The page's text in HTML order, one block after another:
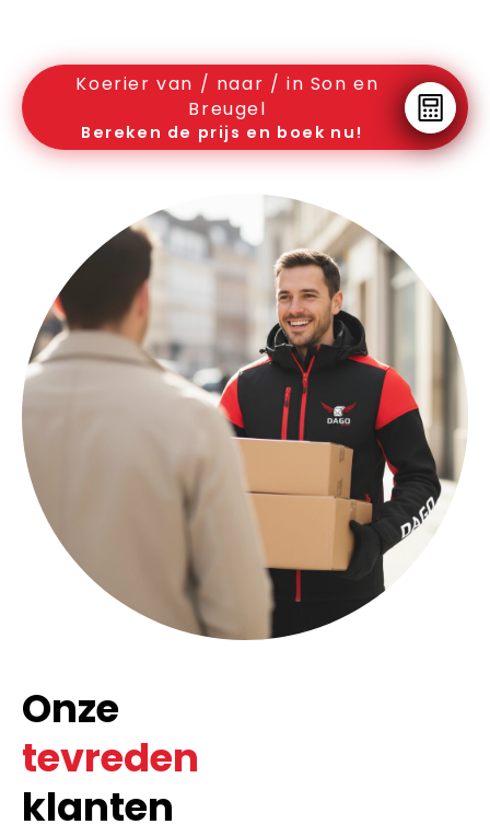
Koerier van / naar / in Son en
Breugel
Bereken de prijs en boek nu!
Onze
tevreden
klanten